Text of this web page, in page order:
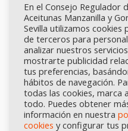
Calidad certificada por
En el Consejo Regulador
Aceitunas Manzanilla y
Sevilla utilizamos cookies
de terceros para
analizar nuestros
mostrarte publicidad
tus preferencias,
hábitos de navegación.
todas las cookies, marca
todo. Puedes obtener
información en nuestra
cookies y configurar tus